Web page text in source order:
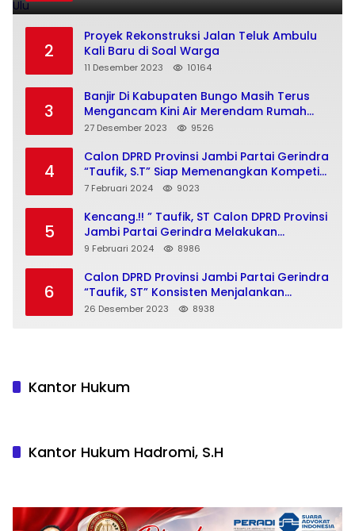
2
Proyek Rekonstruksi Jalan Teluk Ambulu
Kali Baru di Soal Warga
11 Desember 2023 10164
3
Banjir Di Kabupaten Bungo Masih Terus
Mengancam Kini Air Merendam Rumah
Warga Dusun Pulau Jelmu Kecamatan
27 Desember 2023 9526
4
Calon DPRD Provinsi Jambi Partai Gerindra
“Taufik, S.T” Siap Memenangkan Kompetisi
Pemilu 2024
7 Februari 2024 9023
5
Kencang.!! ” Taufik, ST Calon DPRD Provinsi
Jambi Partai Gerindra Melakukan
Kegiatan Insan Milenial Dan Bajajo Politik
9 Februari 2024 8986
6
Calon DPRD Provinsi Jambi Partai Gerindra
“Taufik, ST” Konsisten Menjalankan
Program “Bajajo Politik” Menuju Pemilu
26 Desember 2023 8938
Kantor Hukum
Kantor Hukum Hadromi, S.H